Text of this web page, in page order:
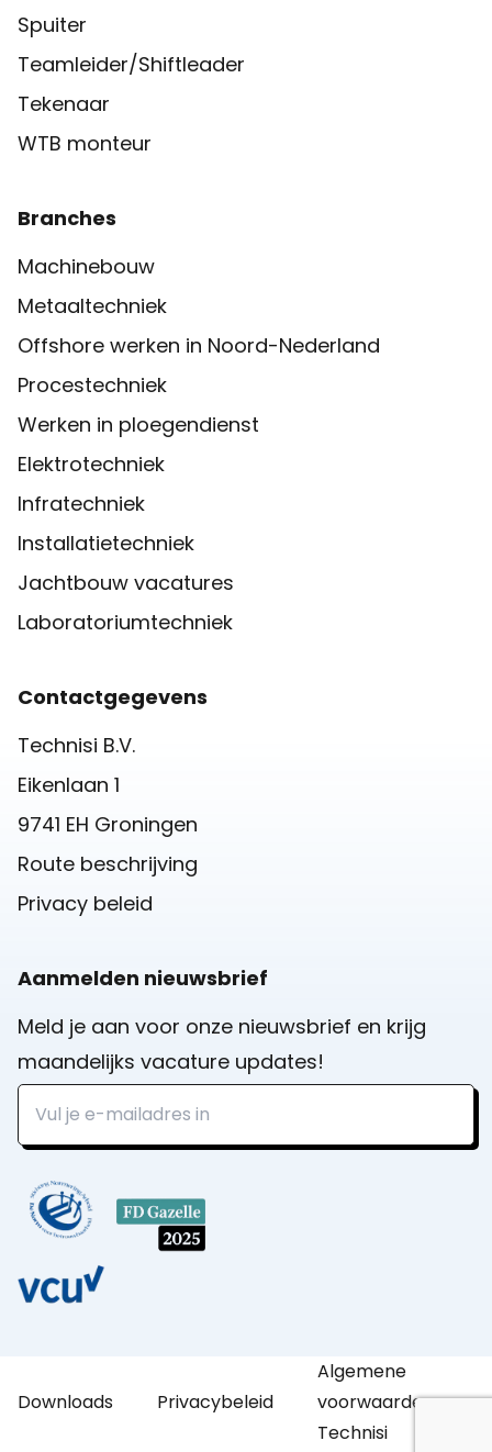
Spuiter
Teamleider/Shiftleader
Tekenaar
WTB monteur
Branches
Machinebouw
Metaaltechniek
Offshore werken in Noord-Nederland
Procestechniek
Werken in ploegendienst
Elektrotechniek
Infratechniek
Installatietechniek
Jachtbouw vacatures
Laboratoriumtechniek
Contactgegevens
Technisi B.V.
Eikenlaan 1
9741 EH Groningen
Route beschrijving
Privacy beleid
Aanmelden nieuwsbrief
Meld je aan voor onze nieuwsbrief en krijg
maandelijks vacature updates!
Downloads Privacybeleid
Algemene
voorwaarden
Technisi